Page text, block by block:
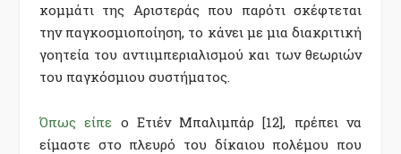
κομμάτι της Αριστεράς που παρότι σκέφτεται
την παγκοσμιοποίηση, το κάνει με μια διακριτική
γοητεία του αντιιμπεριαλισμού και των θεωριών
του παγκόσμιου συστήματος.
Όπως είπε ο Ετιέν Μπαλιμπάρ [12], πρέπει να
είμαστε στο πλευρό του δίκαιου πολέμου που